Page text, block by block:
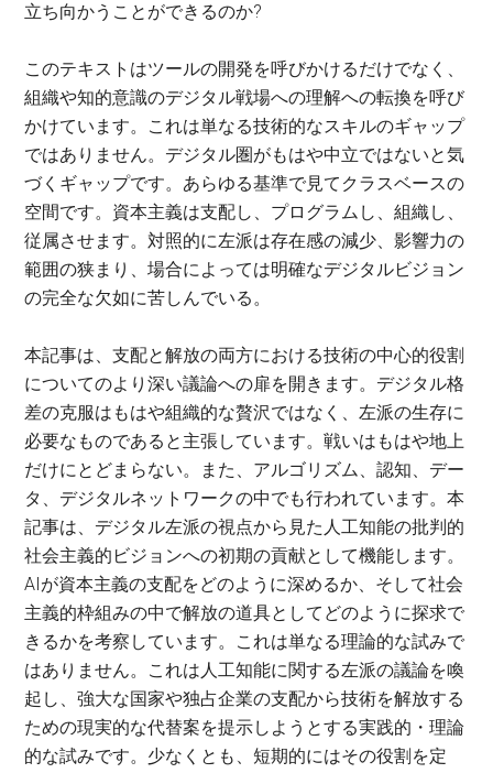
立ち向かうことができるのか?
このテキストはツールの開発を呼びかけるだけでなく、
組織や知的意識のデジタル戦場への理解への転換を呼び
かけています。これは単なる技術的なスキルのギャップ
ではありません。デジタル圏がもはや中立ではないと気
づくギャップです。あらゆる基準で見てクラスベースの
空間です。資本主義は支配し、プログラムし、組織し、
従属させます。対照的に左派は存在感の減少、影響力の
範囲の狭まり、場合によっては明確なデジタルビジョン
の完全な欠如に苦しんでいる。
本記事は、支配と解放の両方における技術の中心的役割
についてのより深い議論への扉を開きます。デジタル格
差の克服はもはや組織的な贅沢ではなく、左派の生存に
必要なものであると主張しています。戦いはもはや地上
だけにとどまらない。また、アルゴリズム、認知、デー
タ、デジタルネットワークの中でも行われています。本
記事は、デジタル左派の視点から見た人工知能の批判的
社会主義的ビジョンへの初期の貢献として機能します。
AIが資本主義の支配をどのように深めるか、そして社会
主義的枠組みの中で解放の道具としてどのように探求で
きるかを考察しています。これは単なる理論的な試みで
はありません。これは人工知能に関する左派の議論を喚
起し、強大な国家や独占企業の支配から技術を解放する
ための現実的な代替案を提示しようとする実践的・理論
的な試みです。少なくとも、短期的にはその役割を定